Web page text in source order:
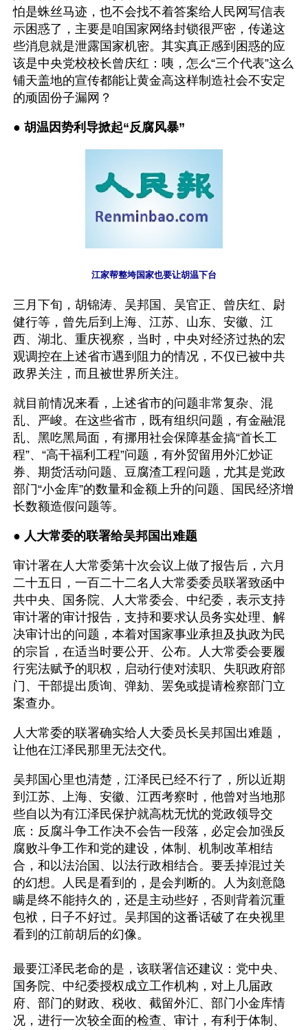
怕是蛛丝马迹，也不会找不着答案给人民网写信表
示困惑了，主要是咱国家网络封锁很严密，传递这
些消息就是泄露国家机密。其实真正感到困惑的应
该是中央党校校长曾庆红：咦，怎么“三个代表”这么
铺天盖地的宣传都能让黄金高这样制造社会不安定
的顽固份子漏网？
● 胡温因势利导掀起“反腐风暴”
江家帮整垮国家也要让胡温下台
三月下旬，胡锦涛、吴邦国、吴官正、曾庆红、尉
健行等，曾先后到上海、江苏、山东、安徽、江
西、湖北、重庆视察，当时，中央对经济过热的宏
观调控在上述省市遇到阻力的情况，不仅已被中共
政界关注，而且被世界所关注。
就目前情况来看，上述省市的问题非常复杂、混
乱、严峻。在这些省市，既有组织问题，有金融混
乱、黑吃黑局面，有挪用社会保障基金搞“首长工
程”、“高干福利工程”问题，有外贸留用外汇炒证
券、期货活动问题、豆腐渣工程问题，尤其是党政
部门“小金库”的数量和金额上升的问题、国民经济增
长数额造假问题等。
● 人大常委的联署给吴邦国出难题
审计署在人大常委第十次会议上做了报告后，六月
二十五日，一百二十二名人大常委委员联署致函中
共中央、国务院、人大常委会、中纪委，表示支持
审计署的审计报告，支持和要求认员务实处理、解
决审计出的问题，本着对国家事业承担及执政为民
的宗旨，在适当时要公开、公布。人大常委会要履
行宪法赋予的职权，启动行使对渎职、失职政府部
门、干部提出质询、弹劾、罢免或提请检察部门立
案查办。
人大常委的联署确实给人大委员长吴邦国出难题，
让他在江泽民那里无法交代。
吴邦国心里也清楚，江泽民已经不行了，所以近期
到江苏、上海、安徽、江西考察时，他曾对当地那
些自以为有江泽民保护就高枕无忧的党政领导交
底：反腐斗争工作决不会告一段落，必定会加强反
腐败斗争工作和党的建设，体制、机制改革相结
合，和以法治国、以法行政相结合。要丢掉混过关
的幻想。人民是看到的，是会判断的。人为刻意隐
瞒是终不能持久的，还是主动些好，否则背着沉重
包袱，日子不好过。吴邦国的这番话破了在央视里
看到的江前胡后的幻像。
最要江泽民老命的是，该联署信还建议：党中央、
国务院、中纪委授权成立工作机构，对上几届政
府、部门的财政、税收、截留外汇、部门小金库情
况，进行一次较全面的检查、审计，有利于体制、